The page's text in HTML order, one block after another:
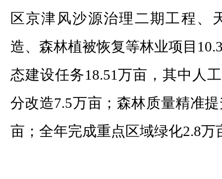
区京津风沙源治理二期工程、
造、森林植被恢复等林业项目
态建设任务18.51万亩，其中人
分改造7.5万亩；森林质量精准
亩；全年完成重点区域绿化2.8万